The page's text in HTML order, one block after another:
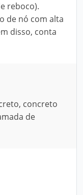
reboco).
de nó com alta
disso, conta
concreto
de